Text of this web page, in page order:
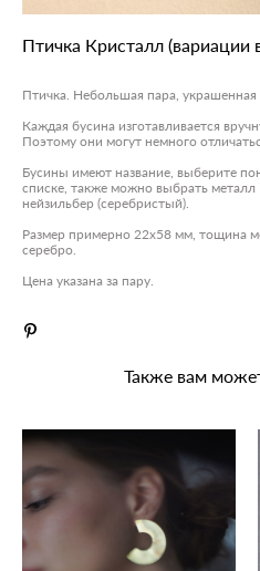
Птичка Кристалл (вариации
Птичка. Небольшая пара, украшенная
Каждая бусина изготавливается
Поэтому они могут немного
Бусины имеют название, выберите
списке, также можно выбрать металл
нейзильбер (серебристый).
Размер примерно 22х58 мм, тощина
серебро.
Цена указана за пару.
Также вам